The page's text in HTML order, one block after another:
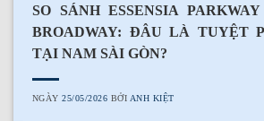
SO SÁNH ESSENSIA
BROADWAY: ĐÂU LÀ TUYỆT
TẠI NAM SÀI GÒN?
NGÀY25/05/2026 BỞI ANH KIỆT